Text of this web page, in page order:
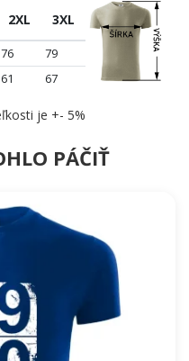
2XL 3XL
76
79
61 67
je +- 5%
PÁČIŤ